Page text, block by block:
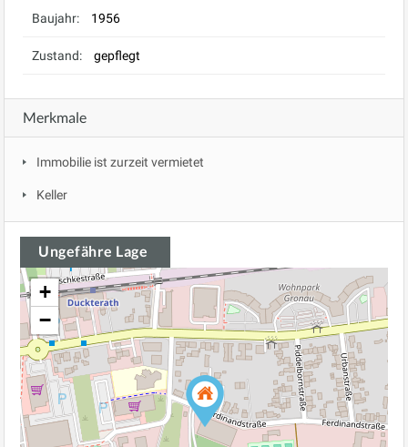
Baujahr: 1956
Zustand: gepflegt
Merkmale
Immobilie ist zurzeit vermietet
Keller
Ungefähre Lage
+
−